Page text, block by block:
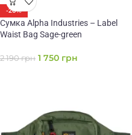
-20%
Сумка Alpha Industries – Label
Waist Bag Sage-green
2 190грн 1 750 грн